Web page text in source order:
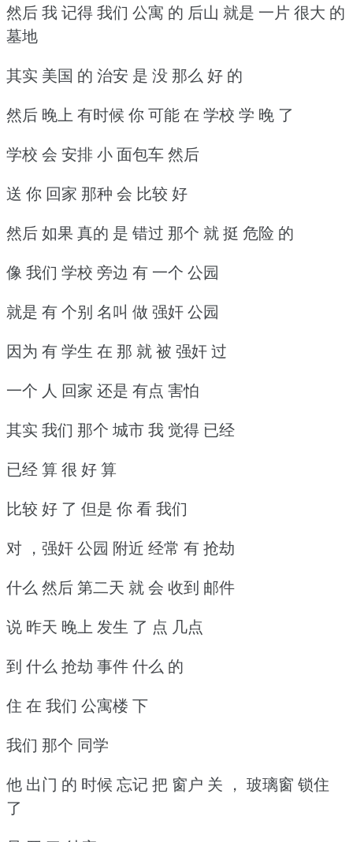
然后 我 记得 我们 公寓 的 后山 就是 一片 很大 的
墓地
其实 美国 的 治安 是 没 那么 好 的
然后 晚上 有时候 你 可能 在 学校 学 晚 了
学校 会 安排 小 面包车 然后
送 你 回家 那种 会 比较 好
然后 如果 真的 是 错过 那个 就 挺 危险 的
像 我们 学校 旁边 有 一个 公园
就是 有 个别 名叫 做 强奸 公园
因为 有 学生 在 那 就 被 强奸 过
一个 人 回家 还是 有点 害怕
其实 我们 那个 城市 我 觉得 已经
已经 算 很 好 算
比较 好 了 但是 你 看 我们
对 ，强奸 公园 附近 经常 有 抢劫
什么 然后 第二天 就 会 收到 邮件
说 昨天 晚上 发生 了 点 几点
到 什么 抢劫 事件 什么 的
住 在 我们 公寓楼 下
我们 那个 同学
他 出门 的 时候 忘记 把 窗户 关 ， 玻璃窗 锁住
了